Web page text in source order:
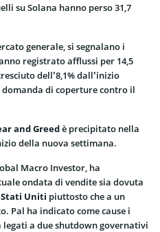
su Solana hanno perso 31,7
generale, si segnalano i
registrato afflussi per 14,5
dell’8,1% dall’inizio
domanda di coperture contro il
and Greedè precipitato nella
della nuova settimana.
Macro Investor, ha
ondata di vendite sia dovuta
Uniti piuttosto che a un
Pal ha indicato come cause i
a due shutdown governativi